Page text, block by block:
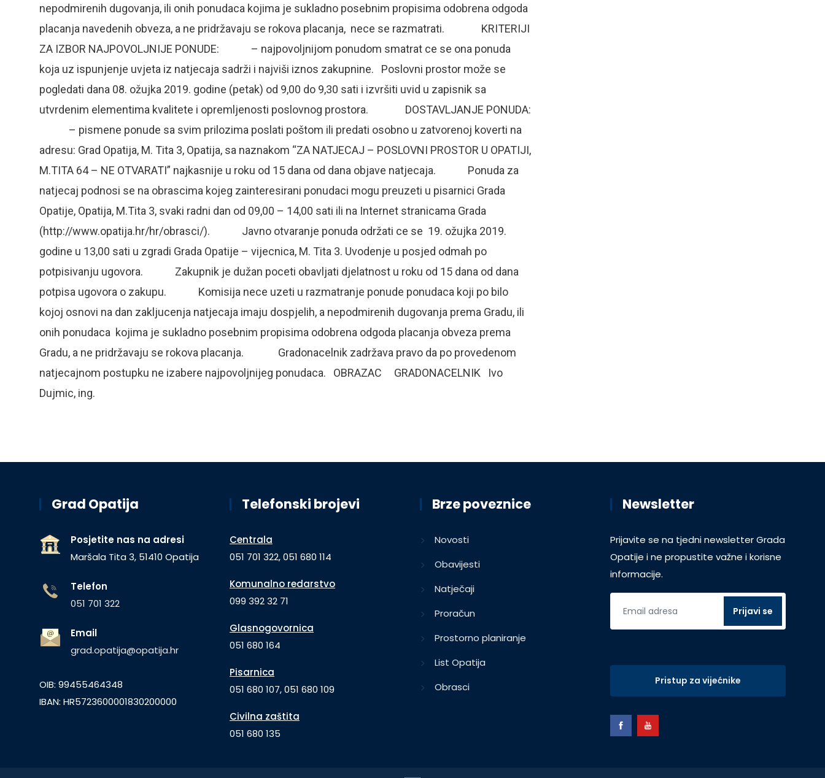
nepodmirenih dugovanja, ili onih ponudaca kojima je sukladno posebnim propisima odobrena odgoda
placanja navedenih obveza, a ne pridržavaju se rokova placanja, nece se razmatrati. KRITERIJI
ZA IZBOR NAJPOVOLJNIJE PONUDE: – najpovoljnijom ponudom smatrat ce se ona ponuda
koja uz ispunjenje uvjeta iz natjecaja sadrži i najviši iznos zakupnine. Poslovni prostor može se
pogledati dana 08. ožujka 2019. godine (petak) od 9,00 do 9,30 sati i izvršiti uvid u zapisnik sa
utvrdenim elementima kvalitete i opremljenosti poslovnog prostora. DOSTAVLJANJE PONUDA:
– pismene ponude sa svim prilozima poslati poštom ili predati osobno u zatvorenoj koverti na
adresu: Grad Opatija, M. Tita 3, Opatija, sa naznakom “ZA NATJECAJ – POSLOVNI PROSTOR U OPATIJI,
M.TITA 64 – NE OTVARATI” najkasnije u roku od 15 dana od dana objave natjecaja. Ponuda za
natjecaj podnosi se na obrascima kojeg zainteresirani ponudaci mogu preuzeti u pisarnici Grada
Opatije, Opatija, M.Tita 3, svaki radni dan od 09,00 – 14,00 sati ili na Internet stranicama Grada
(http://www.opatija.hr/hr/obrasci/). Javno otvaranje ponuda održati ce se 19. ožujka 2019.
godine u 13,00 sati u zgradi Grada Opatije – vijecnica, M. Tita 3. Uvodenje u posjed odmah po
potpisivanju ugovora. Zakupnik je dužan poceti obavljati djelatnost u roku od 15 dana od dana
potpisa ugovora o zakupu. Komisija nece uzeti u razmatranje ponude ponudaca koji po bilo
kojoj osnovi na dan zakljucenja natjecaja imaju dospjelih, a nepodmirenih dugovanja prema Gradu, ili
onih ponudaca kojima je sukladno posebnim propisima odobrena odgoda placanja obveza prema
Gradu, a ne pridržavaju se rokova placanja. Gradonacelnik zadržava pravo da po provedenom
natjecajnom postupku ne izabere najpovoljnijeg ponudaca. OBRAZAC GRADONACELNIK Ivo
Dujmic, ing.
Grad Opatija
Posjetite nas na adresi
Maršala Tita 3, 51410 Opatija
Telefon
051 701 322
Email
grad.opatija@opatija.hr
OIB: 99455464348
IBAN: HR5723600001830200000
Telefonski brojevi
Centrala
051 701 322, 051 680 114
Komunalno redarstvo
099 392 32 71
Glasnogovornica
051 680 164
Pisarnica
051 680 107, 051 680 109
Civilna zaštita
051 680 135
Brze poveznice
Novosti
Obavijesti
Natječaji
Proračun
Prostorno planiranje
List Opatija
Obrasci
Newsletter
Prijavite se na tjedni newsletter Grada
Opatije i ne propustite važne i korisne
informacije.
Pristup za vijećnike